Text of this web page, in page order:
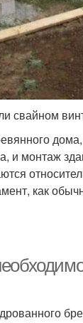
свайном
и монтаж
как